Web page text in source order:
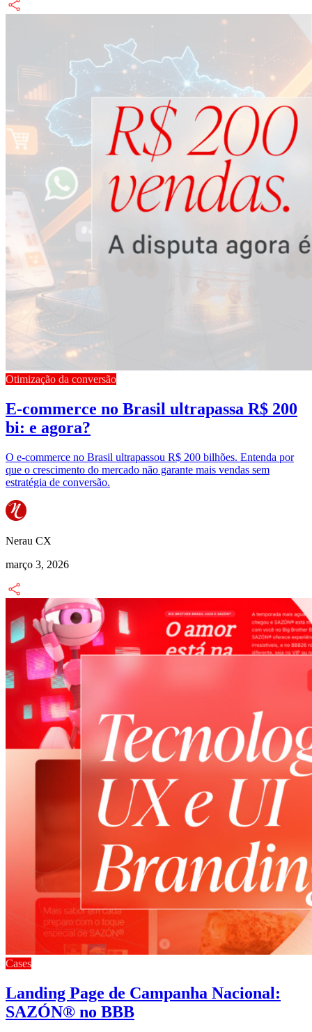
Otimização da conversão
E-commerce no Brasil ultrapassa R$ 200
bi: e agora?
O e-commerce no Brasil ultrapassou R$ 200 bilhões. Entenda por
que o crescimento do mercado não garante mais vendas sem
estratégia de conversão.
Nerau CX
março 3, 2026
Cases
Landing Page de Campanha Nacional:
SAZÓN® no BBB